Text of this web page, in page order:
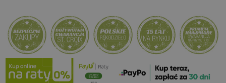
Kup teraz > Kup teraz > Kup teraz >
Kwiski Kasper
od 42.00 PLN
Kup teraz >